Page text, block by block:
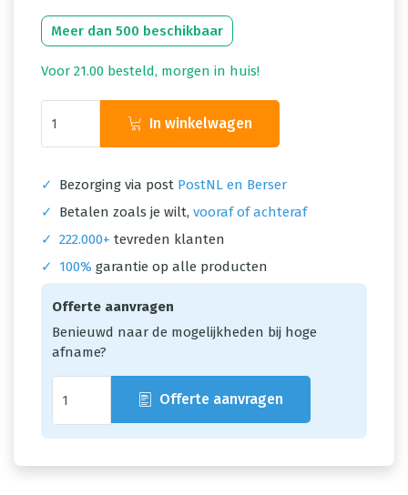
Meer dan 500 beschikbaar
Voor 21.00 besteld, morgen in huis!
In winkelwagen
✓ Bezorging via post PostNL en Berser
✓
Betalen zoals je wilt, vooraf of achteraf
✓ 222.000+ tevreden klanten
✓
100% garantie op alle producten
Offerte aanvragen
Benieuwd naar de mogelijkheden bij hoge
afname?
Offerte aanvragen